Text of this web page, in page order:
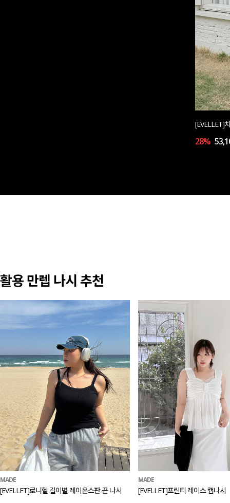
[EVELLET]
28%
활용 만렙 나시 추천
MADE
[EVELLET]로니헬 길이별 레이온스판 끈 나시
MADE
[EVELLET]프린티 레이스 캡나시